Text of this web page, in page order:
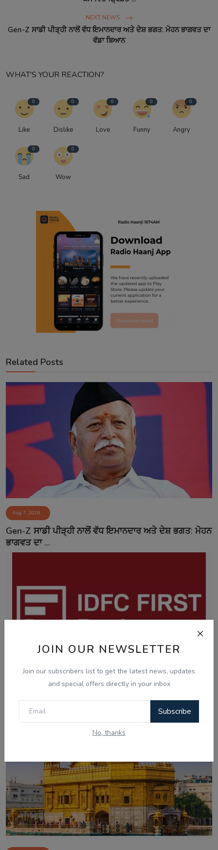
JOIN OUR NEWSLETTER
Join our subscribers list to get the latest news, updates
and special offers directly in your inbox
Subscribe
No, thanks
NEXT NEWS
Gen-Z ਸਾਡੀ ਪੀੜ੍ਹੀ ਨਾਲੋਂ ਵੱਧ ਇਮਾਨਦਾਰ ਅਤੇ ਦੇਸ਼ ਭਗਤ: ਮੋਹਨ ਭਾਗਵਤ ਦਾ
ਵੱਡਾ ਬਿਆਨ
WHAT'S YOUR REACTION?
0
Like
0
Dislike
0
Love
0
Funny
0
Angry
0
Sad
0
Wow
Related Posts
Aug 7, 2026
Gen-Z ਸਾਡੀ ਪੀੜ੍ਹੀ ਨਾਲੋਂ ਵੱਧ ਇਮਾਨਦਾਰ ਅਤੇ ਦੇਸ਼ ਭਗਤ: ਮੋਹਨ
ਭਾਗਵਤ ਦਾ ...
ਚੰਡੀਗੜ੍ਹ ਸਮਾਰਟ ਸਿਟੀ ਘੁਟਾਲਾ: ਦੋਸ਼ੀ ਨਲਿਨੀ ਮਲਿਕ ਨੇ
ਸੀਬੀਆਈ ਜਾਂਚ ਵਿੱਚ...